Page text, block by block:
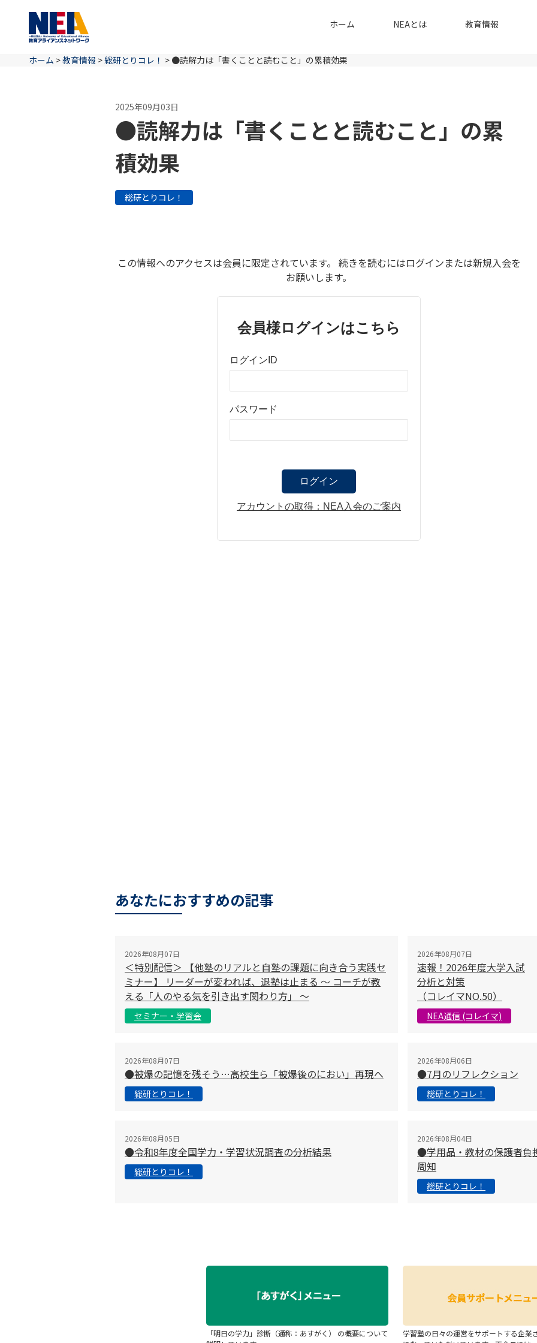
ホーム NEAとは 教育情報
ホーム >教育情報 >総研とりコレ！ > ●読解力は「書くことと読むこと」の累積効果
2025年09月03日
●読解力は「書くことと読むこと」の累
積効果
総研とりコレ！
この情報へのアクセスは会員に限定されています。 続きを読むにはログインまたは新規入会を
お願いします。
会員様ログインはこちら
ログインID
パスワード
アカウントの取得：NEA入会のご案内
あなたにおすすめの記事
2026年08月07日
＜特別配信＞ 【他塾のリアルと自塾の課題に向き合う実践セ
ミナー】 リーダーが変われば、退塾は止まる 〜 コーチが教
える「人のやる気を引き出す関わり方」 〜
セミナー・学習会
2026年08月07日
速報！2026年度大学入試
分析と対策
（コレイマNO.50）
NEA通信 (コレイマ)
2026年08月07日
●被爆の記憶を残そう…高校生ら「被爆後のにおい」再現へ
総研とりコレ！
2026年08月06日
●7月のリフレクション
総研とりコレ！
2026年08月05日
●令和8年度全国学力・学習状況調査の分析結果
総研とりコレ！
2026年08月04日
●学用品・教材の保護者負
周知
総研とりコレ！
「明日の学力」診断（通称：あすがく） の概要について
学習塾の日々の運営をサポートする企業